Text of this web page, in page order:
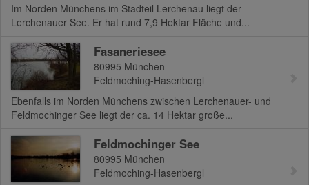
Im Norden Münchens im Stadteil Lerchenau liegt der
Lerchenauer See. Er hat rund 7,9 Hektar Fläche und...
Fasaneriesee
80995 München
Feldmoching-Hasenbergl
Ebenfalls im Norden Münchens zwischen Lerchenauer- und
Feldmochinger See liegt der ca. 14 Hektar große...
Feldmochinger See
80995 München
Feldmoching-Hasenbergl